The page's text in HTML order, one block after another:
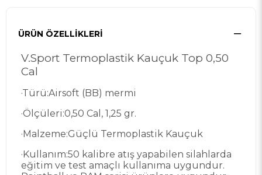
ÜRÜN ÖZELLIKLERI
V.Sport Termoplastik Kauçuk Top 0,50
Cal
·Türü:Airsoft (BB) mermi
·Ölçüleri:0,50 Cal, 1,25 gr.
·Malzeme:Güçlü Termoplastik Kauçuk
·Kullanım:50 kalibre atış yapabilen silahlarda
eğitim ve test amaçlı kullanıma uygundur.